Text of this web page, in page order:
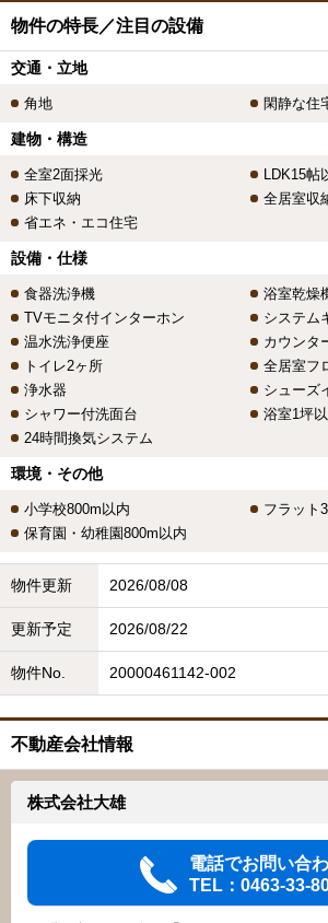
物件の特長／注目の設備
交通・立地
角地 閑静な住
建物・構造
全室2面採光
LDK15帖
床下収納
全居室収
省エネ・エコ住宅
設備・仕様
食器洗浄機
浴室乾燥
TVモニタ付インターホン
システム
温水洗浄便座
カウンタ
トイレ2ヶ所
全居室フ
浄水器
シューズ
シャワー付洗面台
浴室1坪
24時間換気システム
環境・その他
小学校800m以内
フラット
保育園・幼稚園800m以内
物件更新 2026/08/08
更新予定 2026/08/22
物件No. 20000461142-002
不動産会社情報
株式会社大雄
電話でお問い合
TEL：0463-33-